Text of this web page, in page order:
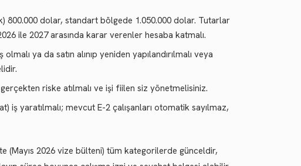
800.000 dolar, standart bölgede 1.050.000 dolar. Tutarlar
ile 2027 arasında karar verenler hesaba katmalı.
ya da satın alınıp yeniden yapılandırılmalı veya
riske atılmalı ve işi fiilen siz yönetmelisiniz.
iş yaratılmalı; mevcut E-2 çalışanları otomatik sayılmaz,
(Mayıs 2026 vize bülteni) tüm kategorilerde günceldir,